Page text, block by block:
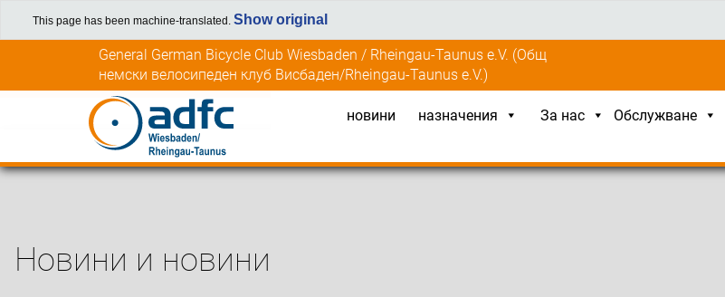
This page has been machine-translated. Show original
съдържанието
General German Bicycle Club Wiesbaden / Rheingau-Taunus e.V. (Общ
немски велосипеден клуб Висбаден/Rheingau-Taunus e.V.)
новини назначения За нас Обслужване
Новини и новини